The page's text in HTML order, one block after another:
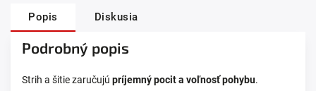
Popis Diskusia
Podrobný popis
Strih a šitie zaručujú príjemný pocit a voľnosť pohybu.